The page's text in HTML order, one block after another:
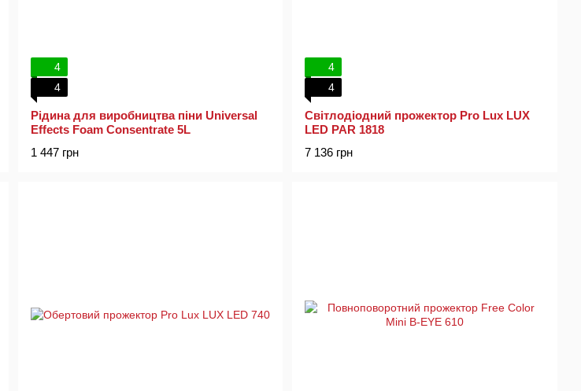
4
4
Рідина для виробництва піни Universal
Effects Foam Consentrate 5L
1 447 грн
4
4
Світлодіодний прожектор Pro Lux LUX
LED PAR 1818
7 136 грн